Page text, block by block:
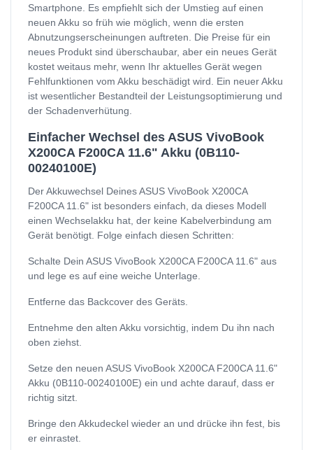
Smartphone. Es empfiehlt sich der Umstieg auf einen
neuen Akku so früh wie möglich, wenn die ersten
Abnutzungserscheinungen auftreten. Die Preise für ein
neues Produkt sind überschaubar, aber ein neues Gerät
kostet weitaus mehr, wenn Ihr aktuelles Gerät wegen
Fehlfunktionen vom Akku beschädigt wird. Ein neuer Akku
ist wesentlicher Bestandteil der Leistungsoptimierung und
der Schadenverhütung.
Einfacher Wechsel des ASUS VivoBook
X200CA F200CA 11.6" Akku (0B110-
00240100E)
Der Akkuwechsel Deines ASUS VivoBook X200CA
F200CA 11.6" ist besonders einfach, da dieses Modell
einen Wechselakku hat, der keine Kabelverbindung am
Gerät benötigt. Folge einfach diesen Schritten:
Schalte Dein ASUS VivoBook X200CA F200CA 11.6" aus
und lege es auf eine weiche Unterlage.
Entferne das Backcover des Geräts.
Entnehme den alten Akku vorsichtig, indem Du ihn nach
oben ziehst.
Setze den neuen ASUS VivoBook X200CA F200CA 11.6"
Akku (0B110-00240100E) ein und achte darauf, dass er
richtig sitzt.
Bringe den Akkudeckel wieder an und drücke ihn fest, bis
er einrastet.